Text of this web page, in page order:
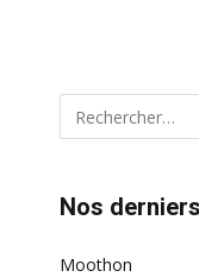
Nos
Moothon